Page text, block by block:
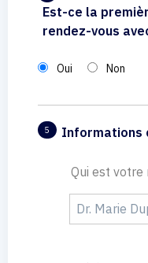
Est-ce la
rendez-vous
Oui Non
5 Informations
Qui est votre